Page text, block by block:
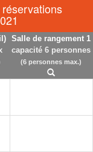
Salle de rangement 1
capacité 6 personnes
(6 personnes max.)